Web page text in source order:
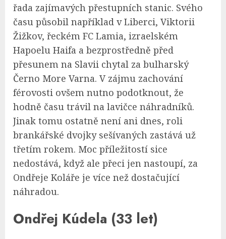
řada zajímavých přestupních stanic. Svého
času působil například v Liberci, Viktorii
Žižkov, řeckém FC Lamia, izraelském
Hapoelu Haifa a bezprostředně před
přesunem na Slavii chytal za bulharský
Černo More Varna. V zájmu zachování
férovosti ovšem nutno podotknout, že
hodně času trávil na lavičce náhradníků.
Jinak tomu ostatně není ani dnes, roli
brankářské dvojky sešívaných zastává už
třetím rokem. Moc příležitostí sice
nedostává, když ale přeci jen nastoupí, za
Ondřeje Koláře je více než dostačující
náhradou.
Ondřej Kúdela (33 let)